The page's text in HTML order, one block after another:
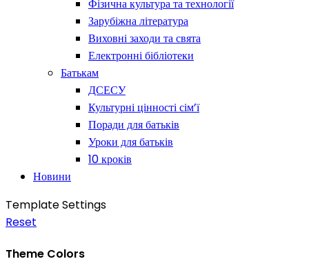
Фізична культура та технології
Зарубіжна література
Виховні заходи та свята
Електронні бібліотеки
Батькам
ДСЕСУ
Культурні цінності сім’ї
Поради для батьків
Уроки для батьків
10 кроків
Новини
Template Settings
Reset
Theme Colors